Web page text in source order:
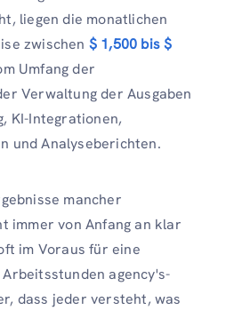
liegen die monatlichen
zwischen $ 1,500 bis $
Umfang der
Verwaltung der Ausgaben
KI-Integrationen,
und Analyseberichten.
mancher
immer von Anfang an klar
im Voraus für eine
agency's-
dass jeder versteht, was